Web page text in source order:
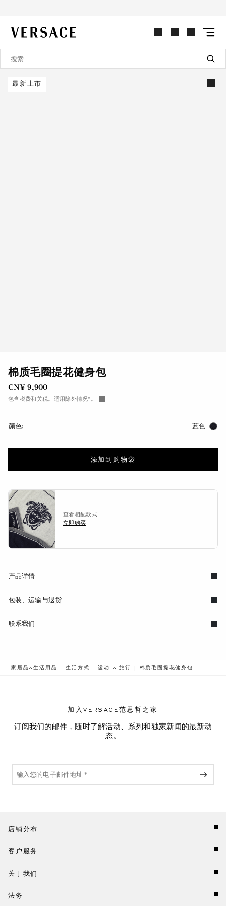
VERSACE | 主页
最新上市
棉质毛圈提花健身包
CN¥ 9,900
包含税费和关税。适用除外情况*。
颜色: 蓝色
添加到购物袋
查看相配款式
立即购买
产品详情
包装、运输与退货
联系我们
家居品&生活用品 生活方式 运动 & 旅行 棉质毛圈提花健身包
加入VERSACE范思哲之家
订阅我们的邮件，随时了解活动、系列和独家新闻的最新动
态。
店铺分布
客户服务
关于我们
法务